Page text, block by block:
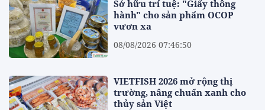
Sở hữu trí tuệ: "Giấy thông
hành" cho sản phẩm OCOP
vươn xa
08/08/2026 07:46:50
VIETFISH 2026 mở rộng thị
trường, nâng chuẩn xanh cho
thủy sản Việt